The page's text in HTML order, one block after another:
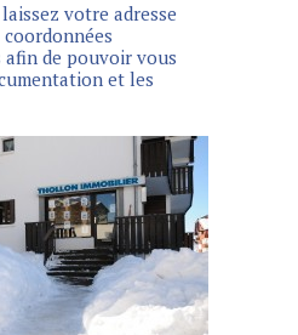
votre adresse
de pouvoir vous
et les